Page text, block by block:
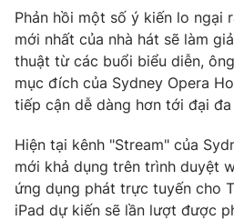
Ðiện thoại Thời báo VTV:024.66 897
Email:toasoan@vtv.vn
Liên hệ quảng cáo: 024-7300.7108
Phản hồi một số ý kiến lo ngại
mới nhất của nhà hát sẽ làm
thuật từ các buổi biểu diễn,
mục đích của Sydney Opera
tiếp cận dễ dàng hơn tới đại
Hiện tại kênh "Stream" của
mới khả dụng trên trình duyệt
ứng dụng phát trực tuyến cho
iPad dự kiến sẽ lần lượt được